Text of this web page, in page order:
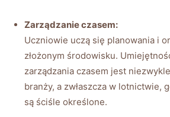
Zarządzanie czasem:
Uczniowie uczą się planowania i
złożonym środowisku.
zarządzania czasem jest
branży, a zwłaszcza w lotnictwie,
są ściśle określone.